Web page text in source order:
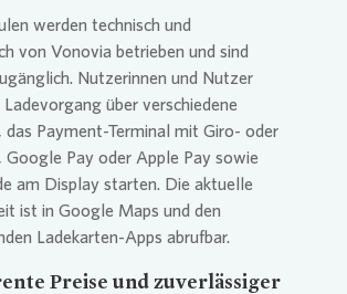
werden technisch und
von Vonovia betrieben und sind
Nutzerinnen und Nutzer
über verschiedene
das Payment-Terminal mit Giro- oder
Google Pay oder Apple Pay sowie
am Display starten. Die aktuelle
ist in Google Maps und den
Ladekarten-Apps abrufbar.
Preise und zuverlässiger